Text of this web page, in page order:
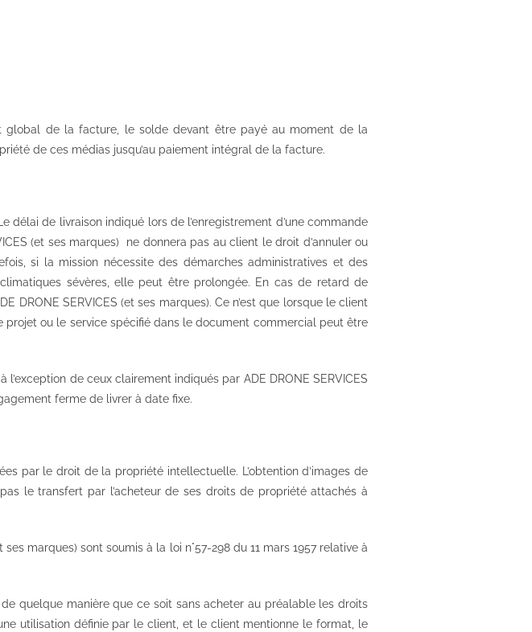
global de la facture, le solde devant être payé au moment de la
de ces médias jusqu’au paiement intégral de la facture.
délai de livraison indiqué lors de l’enregistrement d’une commande
(et ses marques) ne donnera pas au client le droit d’annuler ou
si la mission nécessite des démarches administratives et des
climatiques sévères, elle peut être prolongée. En cas de retard de
DRONE SERVICES (et ses marques). Ce n’est que lorsque le client
projet ou le service spécifié dans le document commercial peut être
de ceux clairement indiqués par ADE DRONE SERVICES
ferme de livrer à date fixe.
par le droit de la propriété intellectuelle. L’obtention d’images de
le transfert par l’acheteur de ses droits de propriété attachés à
marques) sont soumis à la loi n°57-298 du 11 mars 1957 relative à
quelque manière que ce soit sans acheter au préalable les droits
utilisation définie par le client, et le client mentionne le format, le